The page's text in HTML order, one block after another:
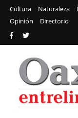
Cultura Naturaleza
Opinión
Directorio